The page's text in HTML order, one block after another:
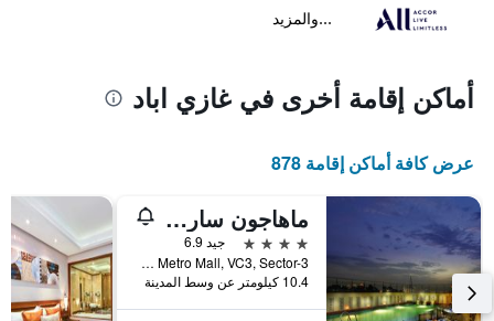
...والمزيد
أماكن إقامة أخرى في غازي اباد
عرض كافة أماكن إقامة 878
ماهاجون ساروفار بورتيكو سويتس جازياباد
4 نجوم
جيد 6.9
Mahagun Metro Mall, VC3, Sector-3, غازي اباد, الهند
10.4 كيلومتر عن وسط المدينة